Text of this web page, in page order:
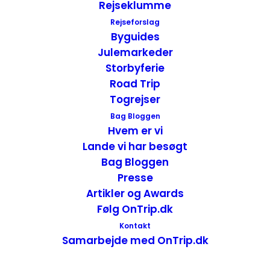
Rejseklumme
Rejseforslag
Byguides
Julemarkeder
Storbyferie
Road Trip
Togrejser
Bag Bloggen
Hvem er vi
Lande vi har besøgt
Bag Bloggen
Presse
Artikler og Awards
Følg OnTrip.dk
Kontakt
Samarbejde med OnTrip.dk
og skulle køre til Poole og det ville tage en
Vi fik dog lige lidt morgenmad på vores
hotel inden vi kørte mod færgelejet.
Ankomsten til Poole
Poole er faktisk den største naturlige havn i
Europa og det var bl.a. også herfra, at man
på D-Dagen (invasionen i Normadiet)